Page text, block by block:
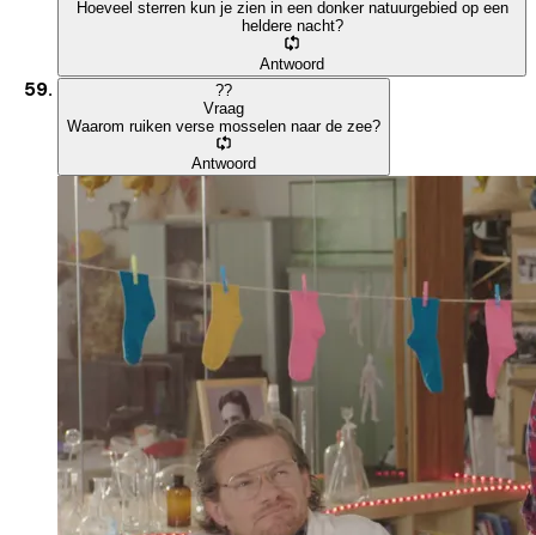
Hoeveel sterren kun je zien in een donker natuurgebied op een
heldere nacht?
Antwoord
??
Vraag
Waarom ruiken verse mosselen naar de zee?
Antwoord